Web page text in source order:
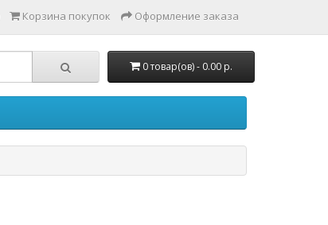
Корзина покупок Оформление заказа
0 товар(ов) - 0.00 р.